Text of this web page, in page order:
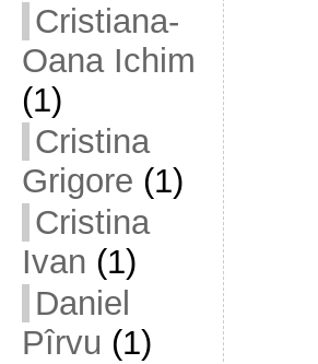
Cristiana-
Oana Ichim
(1)
Cristina
Grigore (1)
Cristina
Ivan (1)
Daniel
Pîrvu (1)